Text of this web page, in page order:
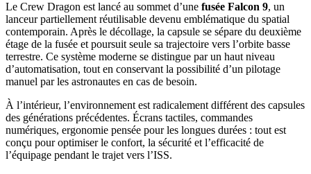
Le Crew Dragon est lancé au sommet d’une fusée Falcon 9, un
lanceur partiellement réutilisable devenu emblématique du spatial
contemporain. Après le décollage, la capsule se sépare du deuxième
étage de la fusée et poursuit seule sa trajectoire vers l’orbite basse
terrestre. Ce système moderne se distingue par un haut niveau
d’automatisation, tout en conservant la possibilité d’un pilotage
manuel par les astronautes en cas de besoin.
À l’intérieur, l’environnement est radicalement différent des capsules
des générations précédentes. Écrans tactiles, commandes
numériques, ergonomie pensée pour les longues durées : tout est
conçu pour optimiser le confort, la sécurité et l’efficacité de
l’équipage pendant le trajet vers l’ISS.